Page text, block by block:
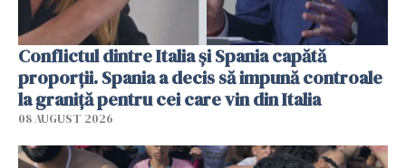
Conflictul dintre Italia și Spania capătă
proporții. Spania a decis să impună controale
la graniță pentru cei care vin din Italia
08 AUGUST 2026